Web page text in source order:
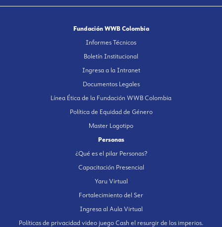
Fundación WWB Colombia
Informes Técnicos
Boletín Institucional
Ingresa a la Intranet
Documentos Legales
Línea Ética de la Fundación WWB Colombia
Política de Equidad de Género
Master Logotipo
Personas
¿Qué es el pilar Personas?
Capacitación Presencial
Yaru Virtual
Fortalecimiento del Ser
Ingresa al Aula Virtual
Políticas de privacidad video juego Cash el resurgir de los imperios.